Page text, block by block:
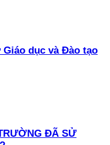
dục và Đào tạo
ĐÃ SỬ